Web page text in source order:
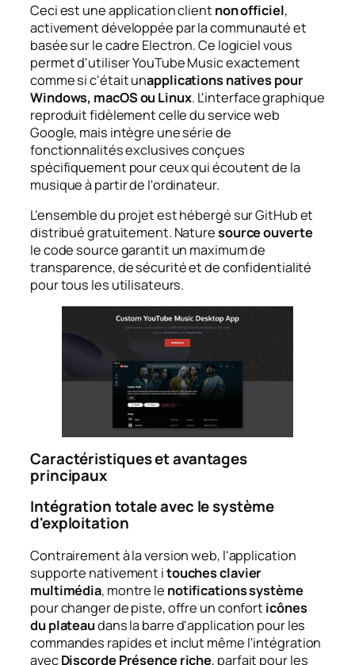
Ceci est une application client non officiel,
activement développée par la communauté et
basée sur le cadre Electron. Ce logiciel vous
permet d'utiliser YouTube Music exactement
comme si c'était unapplications natives pour
Windows, macOS ou Linux. L'interface graphique
reproduit fidèlement celle du service web
Google, mais intègre une série de
fonctionnalités exclusives conçues
spécifiquement pour ceux qui écoutent de la
musique à partir de l'ordinateur.
L'ensemble du projet est hébergé sur GitHub et
distribué gratuitement. Naturesource ouverte
le code source garantit un maximum de
transparence, de sécurité et de confidentialité
pour tous les utilisateurs.
Caractéristiques et avantages
principaux
Intégration totale avec le système
d'exploitation
Contrairement à la version web, l'application
supporte nativement itouches clavier
multimédia, montre le notifications système
pour changer de piste, offre un confort icônes
du plateaudans la barre d'application pour les
commandes rapides et inclut même l'intégration
avecDiscorde Présence riche, parfait pour les